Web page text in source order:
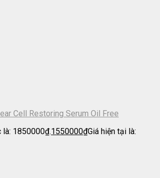
Cell Restoring Serum Oil Free
là: 1850000₫.1550000₫Giá hiện tại là: